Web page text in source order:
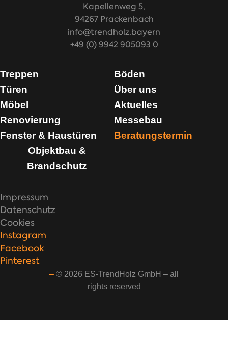
Kapellenweg 5,
94267 Prackenbach
info@trendholz.bayern
+49 (0) 9942 905093 0
Treppen
Türen
Möbel
Böden
Über uns
Aktuelles
Renovierung
Fenster & Haustüren
Objektbau &
Brandschutz
Messebau
Beratungstermin
Impressum
Datenschutz
Cookies
Instagram
Facebook
Pinterest
– © 2026 ES-TrendHolz GmbH – all
rights reserved